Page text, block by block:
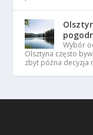
Wybór
Olsztyna często
zbyt późna decyzja